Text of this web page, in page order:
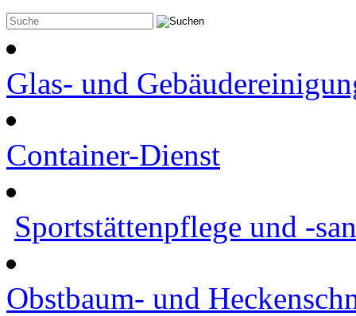
Glas- und
Container-Dienst
Sportstättenpflege und -
Obstbaum- und